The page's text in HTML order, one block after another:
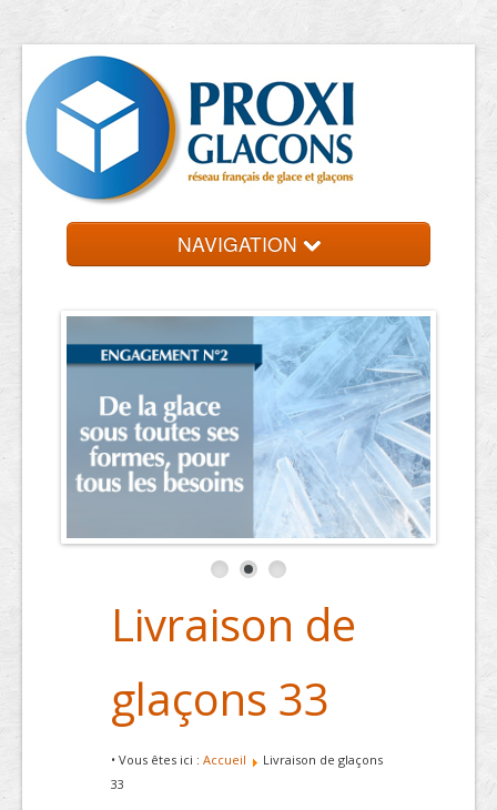
NAVIGATION
Livraison de
glaçons 33
• Vous êtes ici : Accueil
Livraison de glaçons
33